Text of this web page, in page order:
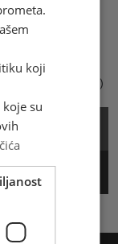
cm (d/š/v)
koji
su